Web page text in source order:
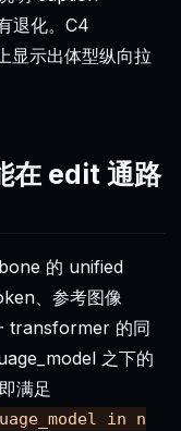
退化。C4
示出体型纵向拉
在 edit 通路
的 unified
、参考图像
transformer 的同
之下的
满足
in n